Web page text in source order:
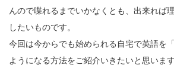
んので喋れるまでいかなくとも、出来れば
したいものです。
今回は今からでも始められる自宅で英語を
ようになる方法をご紹介いきたいと思います